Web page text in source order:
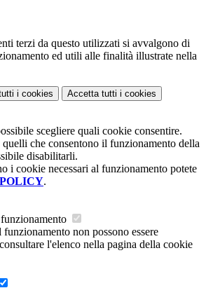
terzi da questo utilizzati si avvalgono di
ed utili alle finalità illustrate nella
i cookies Accetta tutti i cookies
scegliere quali cookie consentire.
che consentono il funzionamento della
disabilitarli.
i cookie necessari al funzionamento potete
.
non possono essere
l'elenco nella pagina della cookie